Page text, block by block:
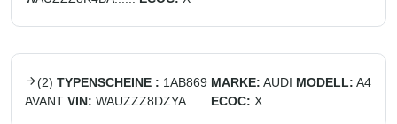
(2) TYPENSCHEINE : 1AB869 MARKE: AUDI MODELL: A4
AVANT VIN: WAUZZZ8DZYA...... ECOC: X